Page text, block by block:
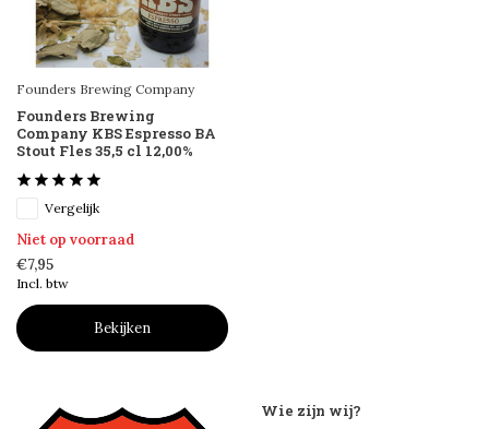
Founders Brewing Company
Founders Brewing
Company KBS Espresso BA
Stout Fles 35,5 cl 12,00%
Vergelijk
Niet op voorraad
€7,95
Incl. btw
Bekijken
Wie zijn wij?